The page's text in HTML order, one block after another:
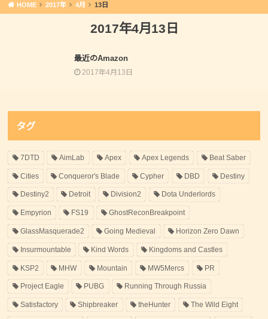
HOME 2017年 4月 13日
2017年4月13日
最近のAmazon
2017年4月13日
タグ
7DTD AimLab Apex Apex Legends Beat Saber
Cities Conqueror's Blade Cypher DBD Destiny
Destiny2 Detroit Division2 Dota Underlords
Empyrion FS19 GhostReconBreakpoint
GlassMasquerade2 Going Medieval Horizon Zero Dawn
Insurmountable Kind Words Kingdoms and Castles
KSP2 MHW Mountain MW5Mercs PR
Project Eagle PUBG Running Through Russia
Satisfactory Shipbreaker theHunter The Wild Eight